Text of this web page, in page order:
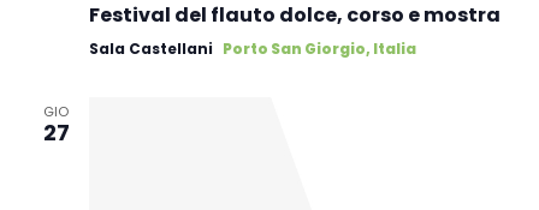
Festival del flauto dolce, corso e mostra
Sala Castellani Porto San Giorgio, Italia
GIO
27